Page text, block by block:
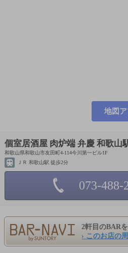
地図
個室居酒屋 肉炉端 弁慶 和歌山
和歌山県和歌山市友田町4-114今川第一ビル1F
ＪＲ 和歌山駅 徒歩2分
073-488-
2軒目のBAR
› このお店の